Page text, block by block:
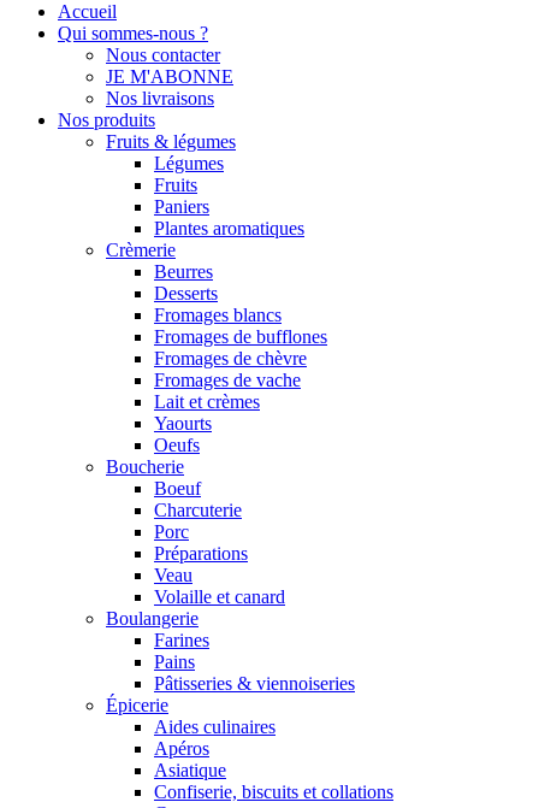
Accueil
Qui sommes-nous ?
Nous contacter
JE M'ABONNE
Nos livraisons
Nos produits
Fruits & légumes
Légumes
Fruits
Paniers
Plantes aromatiques
Crèmerie
Beurres
Desserts
Fromages blancs
Fromages de bufflones
Fromages de chèvre
Fromages de vache
Lait et crèmes
Yaourts
Oeufs
Boucherie
Boeuf
Charcuterie
Porc
Préparations
Veau
Volaille et canard
Boulangerie
Farines
Pains
Pâtisseries & viennoiseries
Épicerie
Aides culinaires
Apéros
Asiatique
Confiserie, biscuits et collations